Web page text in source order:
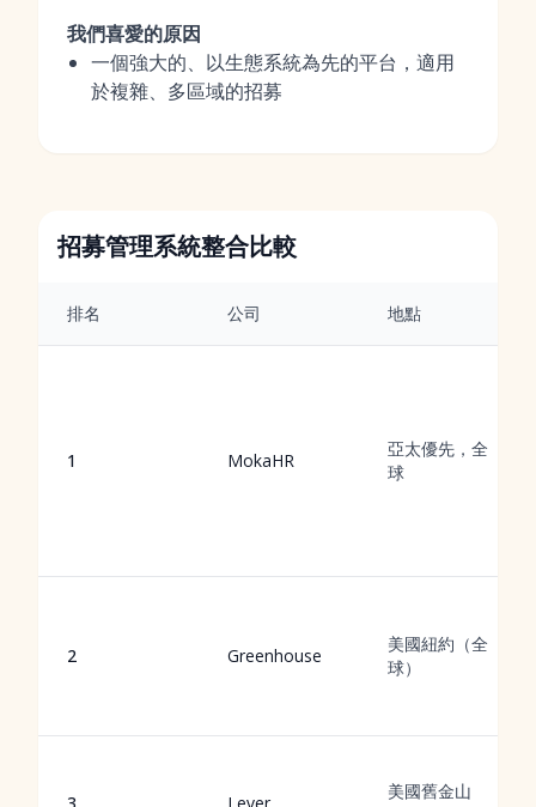
我們喜愛的原因
一個強大的、以生態系統為先的平台，適用
於複雜、多區域的招募
招募管理系統整合比較
排名 公司 地點
1 MokaHR
亞太優先，全
球
2 Greenhouse
美國紐約（全
球）
美國舊金山